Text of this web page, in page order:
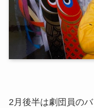
2月後半は劇団員の